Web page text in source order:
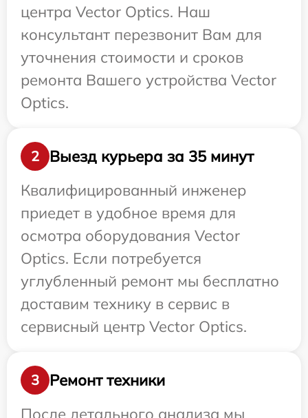
центра Vector Optics. Наш
консультант перезвонит Вам для
уточнения стоимости и сроков
ремонта Вашего устройства Vector
Optics.
2
Выезд курьера за 35 минут
Квалифицированный инженер
приедет в удобное время для
осмотра оборудования Vector
Optics. Если потребуется
углубленный ремонт мы бесплатно
доставим технику в сервис в
сервисный центр Vector Optics.
3
Ремонт техники
После детального анализа мы